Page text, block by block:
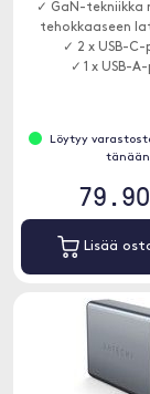
✓ GaN-tekniikka
tehokkaaseen
✓ 2 x USB-
✓ 1 x USB-
Löytyy
tänään
Lisää